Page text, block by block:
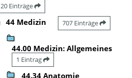
20 Einträge
44 Medizin 707 Einträge
44.00 Medizin: Allgemeines
1 Eintrag
44.34 Anatomie